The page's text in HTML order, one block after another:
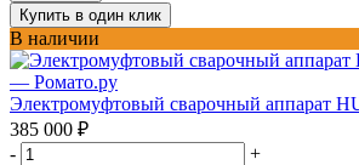
Купить в один клик
В наличии
Электромуфтовый сварочный аппарат
385 000 ₽
-
+